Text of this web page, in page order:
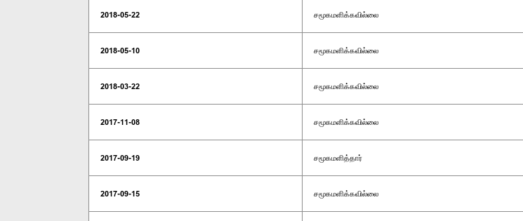
2018-05-22 சமூகமளிக்கவில்லை
2018-05-10 சமூகமளிக்கவில்லை
2018-03-22 சமூகமளிக்கவில்லை
2017-11-08 சமூகமளிக்கவில்லை
2017-09-19 சமூகமளித்தார்
2017-09-15 சமூகமளிக்கவில்லை